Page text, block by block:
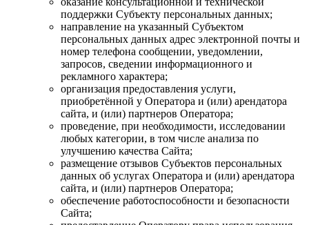
поддержки Субъекту персональных данных;
направление на указанный Субъектом
персональных данных адрес электронной почты и
номер телефона сообщении, уведомлении,
запросов, сведении информационного и
рекламного характера;
организация предоставления услуги,
приобретённой у Оператора и (или) арендатора
сайта, и (или) партнеров Оператора;
проведение, при необходимости, исследовании
любых категории, в том числе анализа по
улучшению качества Сайта;
размещение отзывов Субъектов персональных
данных об услугах Оператора и (или) арендатора
сайта, и (или) партнеров Оператора;
обеспечение работоспособности и безопасности
Сайта;